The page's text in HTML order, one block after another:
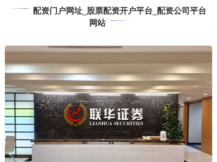
配资门户网址_股票配资开户平台_配资公司平台
网站